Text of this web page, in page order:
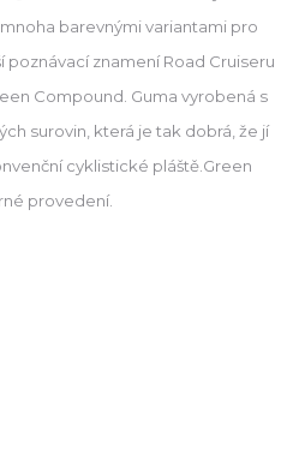
barevnými variantami pro
poznávací znamení Road Cruiseru
Compound. Guma vyrobená s
surovin, která je tak dobrá, že jí
cyklistické pláště.Green
provedení.